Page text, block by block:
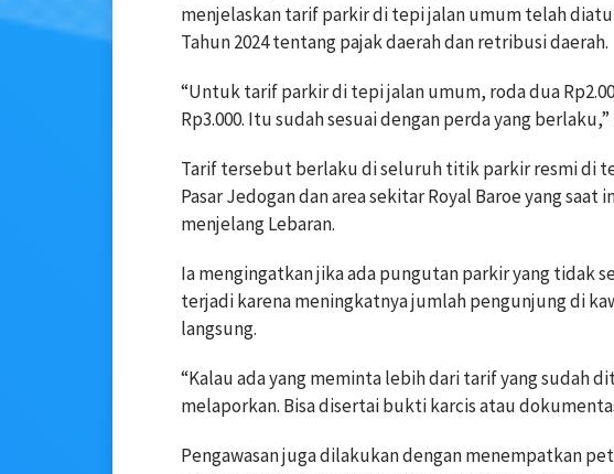
menjelaskan tarif parkir di tepi jalan umum telah
Tahun 2024 tentang pajak daerah dan retribusi daerah.
“Untuk tarif parkir di tepi jalan umum, roda dua
Rp3.000. Itu sudah sesuai dengan perda yang
Tarif tersebut berlaku di seluruh titik parkir resmi di
Pasar Jedogan dan area sekitar Royal Baroe yang
menjelang Lebaran.
Ia mengingatkan jika ada pungutan parkir yang tidak
terjadi karena meningkatnya jumlah pengunjung di
langsung.
“Kalau ada yang meminta lebih dari tarif yang sudah
melaporkan. Bisa disertai bukti karcis atau
Pengawasan juga dilakukan dengan menempatkan